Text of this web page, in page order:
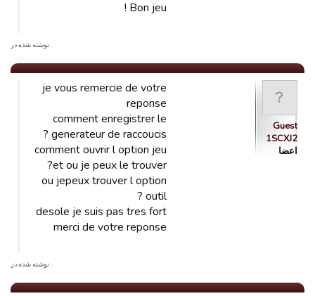
Bon jeu !
. نوشته شده در
Guest
1SCXJ2
اعضا
je vous remercie de votre
reponse
comment enregistrer le
generateur de raccoucis ?
comment ouvrir l option jeu
et ou je peux le trouver?
ou jepeux trouver l option
outil ?
desole je suis pas tres fort
merci de votre reponse
. نوشته شده در